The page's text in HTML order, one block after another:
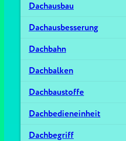
Dachausbau
Dachausbesserung
Dachbahn
Dachbalken
Dachbaustoffe
Dachbedieneinheit
Dachbegriff